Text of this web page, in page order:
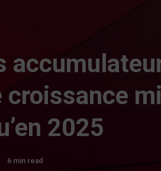
2025
6 min read